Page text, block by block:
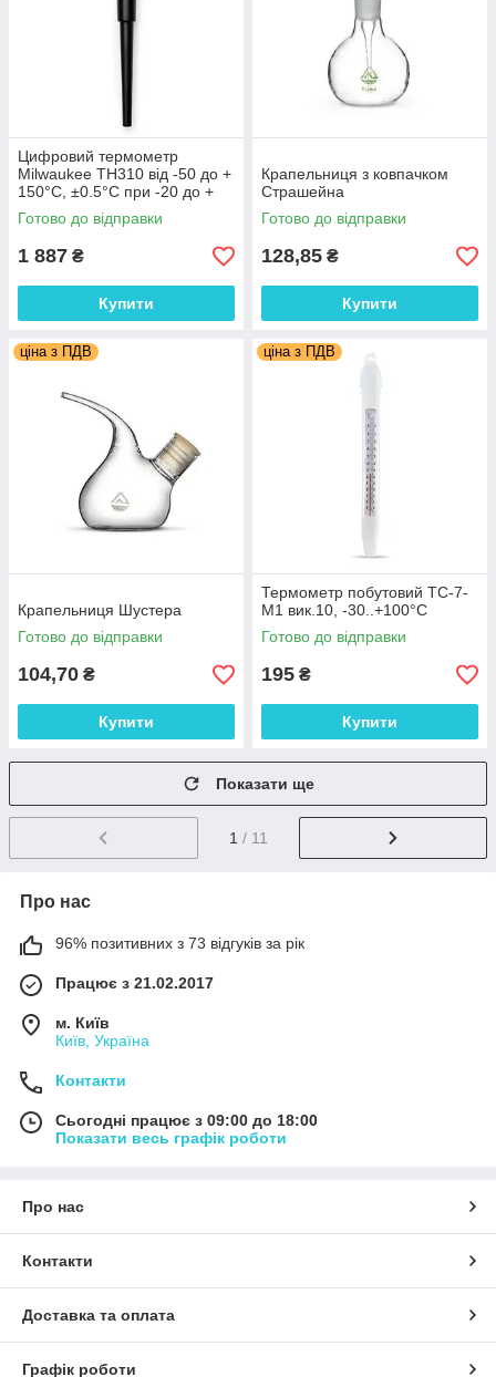
Цифровий термометр
Milwaukee TH310 від -50 до +
150°C, ±0.5°C при -20 до +
90°C, зі щупом із нержавіючої
сталі, Угорщина
Готово до відправки
1 887 ₴
Купити
Крапельниця з ковпачком
Страшейна
Готово до відправки
128,85 ₴
Купити
ціна з ПДВ
Крапельниця Шустера
Готово до відправки
104,70 ₴
Купити
ціна з ПДВ
Термометр побутовий ТС-7-
М1 вик.10, -30..+100°С
Готово до відправки
195 ₴
Купити
Показати ще
1 / 11
Про нас
96% позитивних з 73 відгуків за рік
Працює з 21.02.2017
м. Київ
Київ, Україна
Контакти
Сьогодні працює з 09:00 до 18:00
Показати весь графік роботи
Про нас
Контакти
Доставка та оплата
Графік роботи